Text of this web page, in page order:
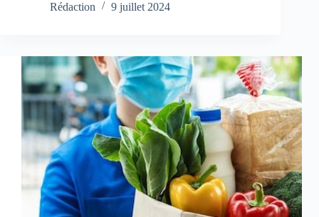
Rédaction
9 juillet 2024